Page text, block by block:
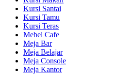
Kursi Santai
Kursi Tamu
Kursi Teras
Mebel Cafe
Meja Bar
Meja Belajar
Meja Console
Meja Kantor